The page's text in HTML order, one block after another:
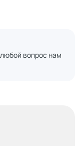
вопрос нам